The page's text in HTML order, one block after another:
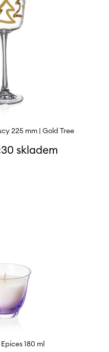
225 mm | Gold Tree
30 skladem
180 ml